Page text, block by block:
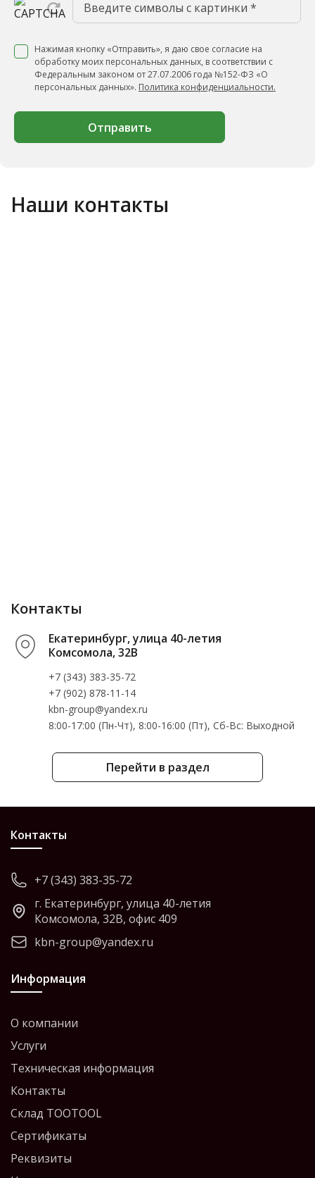
Нажимая кнопку «Отправить», я даю свое согласие на
обработку моих персональных данных, в соответствии с
Федеральным законом от 27.07.2006 года №152-ФЗ «О
персональных данных». Политика конфиденциальности.
Отправить
Наши контакты
Перейти в раздел
Контакты
Екатеринбург, улица 40-летия
Комсомола, 32В
+7 (343) 383-35-72
+7 (902) 878-11-14
kbn-group@yandex.ru
8:00-17:00 (Пн-Чт), 8:00-16:00 (Пт), Cб-Вс: Выходной
Контакты
+7 (343) 383-35-72
г. Екатеринбург, улица 40-летия
Комсомола, 32В, офис 409
kbn-group@yandex.ru
Информация
О компании
Услуги
Техническая информация
Контакты
Склад TOOTOOL
Сертификаты
Реквизиты